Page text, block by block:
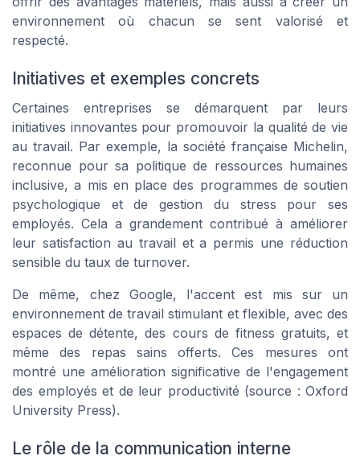
environnement où chacun se sent valorisé et
respecté.
Initiatives et exemples concrets
Certaines entreprises se démarquent par leurs
initiatives innovantes pour promouvoir la qualité de vie
au travail. Par exemple, la société française Michelin,
reconnue pour sa politique de ressources humaines
inclusive, a mis en place des programmes de soutien
psychologique et de gestion du stress pour ses
employés. Cela a grandement contribué à améliorer
leur satisfaction au travail et a permis une réduction
sensible du taux de turnover.
De même, chez Google, l'accent est mis sur un
environnement de travail stimulant et flexible, avec des
espaces de détente, des cours de fitness gratuits, et
même des repas sains offerts. Ces mesures ont
montré une amélioration significative de l'engagement
des employés et de leur productivité (source : Oxford
University Press).
Le rôle de la communication interne